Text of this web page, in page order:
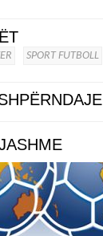
SPORT FUTBOLL